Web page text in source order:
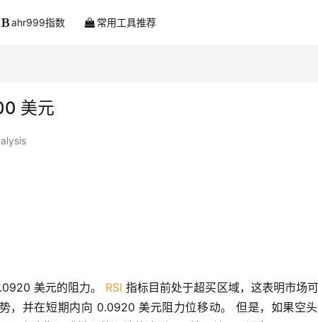
ahr999指数 常用工具推荐
美元
美元的阻力。 RSI 指标目前处于超买区域，这表明市场
，并在短期内向 0.0920 美元阻力位移动。 但是，如果空